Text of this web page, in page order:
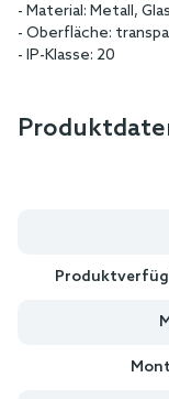
- Material: Metall, Glas
- Oberfläche:
- IP-Klasse: 20